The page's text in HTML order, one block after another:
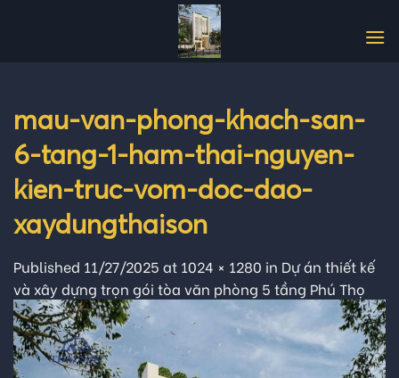
mau-van-phong-khach-san-
6-tang-1-ham-thai-nguyen-
kien-truc-vom-doc-dao-
xaydungthaison
Published 11/27/2025 at 1024 × 1280 in Dự án thiết kế
và xây dựng trọn gói tòa văn phòng 5 tầng Phú Thọ